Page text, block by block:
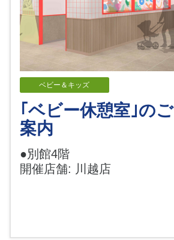
ベビー＆キッズ
｢ベビー休憩室｣のご
案内
●別館4階
開催店舗: 川越店